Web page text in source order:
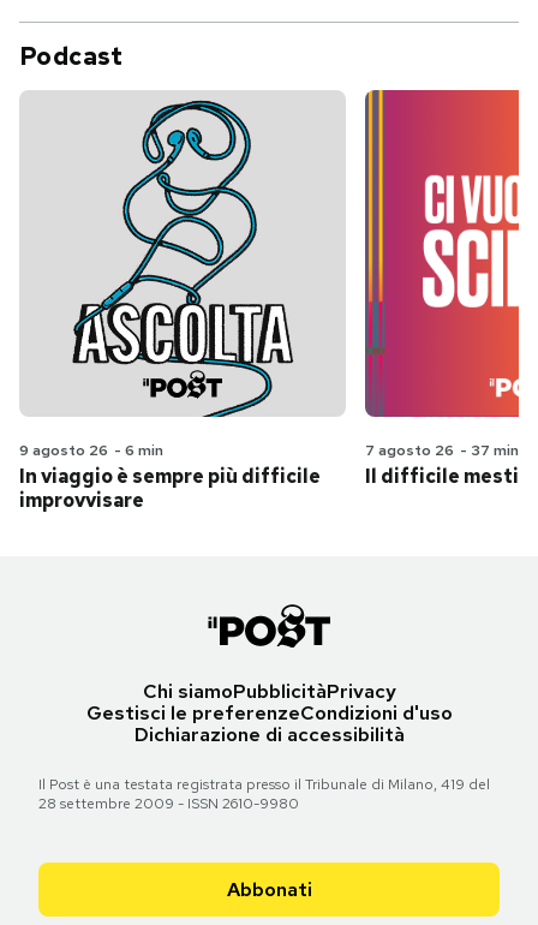
Podcast
9 agosto 26 - 6 min
In viaggio è sempre più difficile
improvvisare
7 agosto 26 - 37 min
Il difficile
Chi siamoPubblicitàPrivacy
Gestisci le preferenzeCondizioni d'uso
Dichiarazione di accessibilità
Il Post è una testata registrata presso il Tribunale di Milano, 419 del
28 settembre 2009 - ISSN 2610-9980
Abbonati